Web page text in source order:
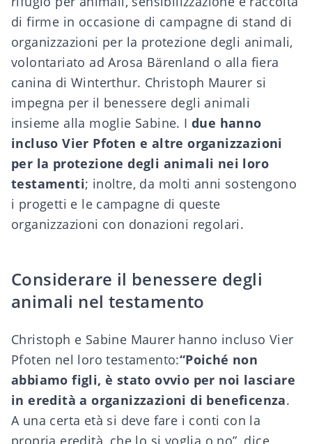
di firme in occasione di campagne di stand di
organizzazioni per la protezione degli animali,
volontariato ad Arosa Bärenland o alla fiera
canina di Winterthur. Christoph Maurer si
impegna per il benessere degli animali
insieme alla moglie Sabine. I due hanno
incluso Vier Pfoten e altre organizzazioni
per la protezione degli animali nei loro
testamenti; inoltre, da molti anni sostengono
i progetti e le campagne di queste
organizzazioni con donazioni regolari.
Considerare il benessere degli
animali nel testamento
Christoph e Sabine Maurer hanno incluso Vier
Pfoten nel loro testamento:“Poiché non
abbiamo figli, è stato ovvio per noi lasciare
in eredità a organizzazioni di beneficenza.
A una certa età si deve fare i conti con la
propria eredità, che lo si voglia o no”, dice